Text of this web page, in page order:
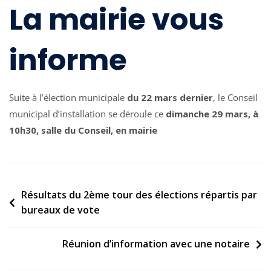
La mairie vous
informe
Suite à l’élection municipale du 22 mars dernier, le Conseil
municipal d’installation se déroule ce dimanche 29 mars, à
10h30, salle du Conseil, en mairie
Navigation
de
Résultats du 2ème tour des élections répartis par
bureaux de vote
Réunion d’information avec une notaire